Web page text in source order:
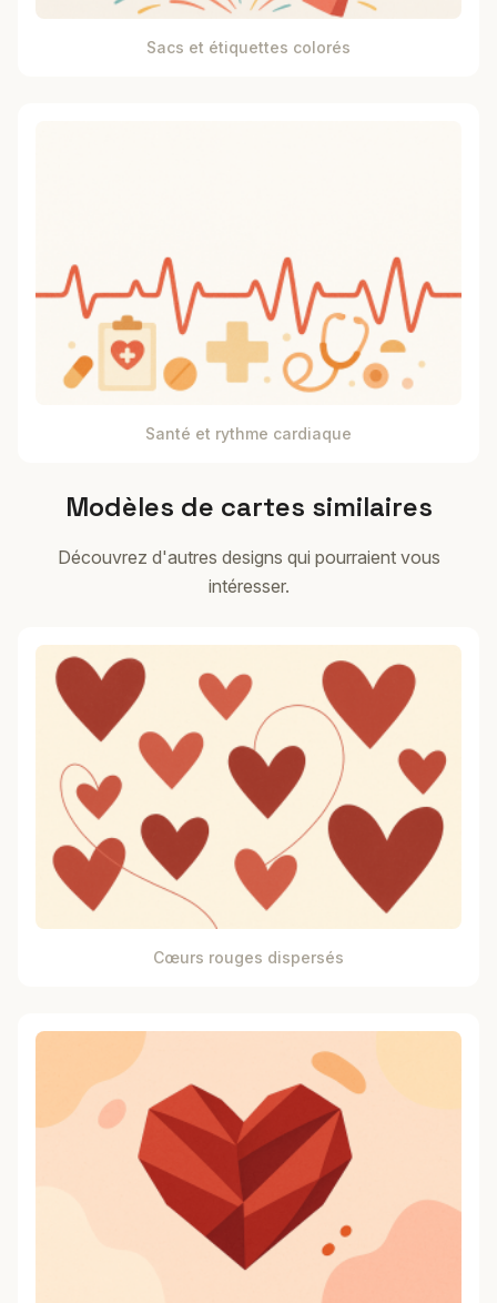
Sacs et étiquettes colorés
Santé et rythme cardiaque
Modèles de cartes similaires
Découvrez d'autres designs qui pourraient vous
intéresser.
Cœurs rouges dispersés